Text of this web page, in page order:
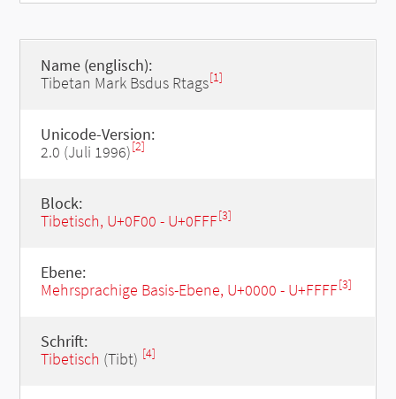
Name (englisch):
Tibetan Mark Bsdus Rtags[1]
Unicode-Version:
2.0 (Juli 1996)[2]
Block:
Tibetisch, U+0F00 - U+0FFF[3]
Ebene:
Mehrsprachige Basis-Ebene, U+0000 - U+FFFF[3]
Schrift:
Tibetisch (Tibt) [4]